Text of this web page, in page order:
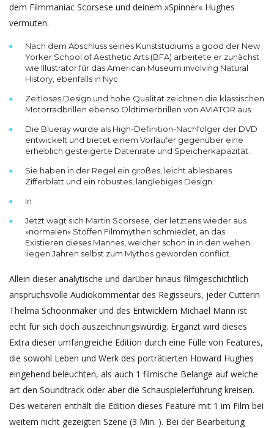
dem Film­ma­niac Scorsese und deinem »Spinner« Hughes
vermuten.
Nach dem Abschluss seines Kunststudiums a good der New
Yorker School of Aesthetic Arts (BFA) arbeitete er zunächst
wie Illustrator für das American Museum involving Natural
History, ebenfalls in Nyc.
Zeitloses Design und hohe Qualität zeichnen die klassischen
Motorradbrillen ebenso Oldtimerbrillen von AVIATOR aus.
Die Blueray wurde als High-Definition-Nachfolger der DVD
entwickelt und bietet einem Vorläufer gegenüber eine
erheblich gesteigerte Datenrate und Speicherkapazität.
Sie haben in der Regel ein großes, leicht ablesbares
Zifferblatt und ein robustes, langlebiges Design.
In
Jetzt wagt sich Martin Scorsese, der letztens wieder aus
»normalen« Stoffen Film­my­then schmiedet, an das
Existieren dieses Mannes, welcher schon in in den wehen
liegen Jahren selbst zum Mythos geworden conflict.
Allein dieser analytische und darüber hinaus filmgeschichtlich
anspruchsvolle Audiokommentar des Regisseurs, jeder Cutterin
Thelma Schoonmaker und des Entwicklern Michael Mann ist
echt für sich doch auszeichnungswürdig. Ergänzt wird dieses
Extra dieser umfangreiche Edition durch eine Fülle von Features,
die sowohl Leben und Werk des porträtierten Howard Hughes
eingehend beleuchten, als auch 1 filmische Belange auf welche
art den Soundtrack oder aber die Schauspielerführung kreisen.
Des weiteren enthält die Edition dieses Feature mit 1 im Film bei
weitem nicht gezeigten Szene (3 Min. ). Bei der Bearbeitung